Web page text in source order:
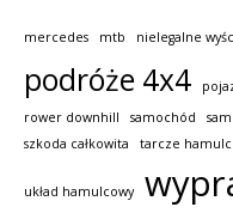
mercedes mtb nielegalne
podróże 4x4
rower downhill
samochód
szkoda całkowita
tarcze
układ hamulcowy